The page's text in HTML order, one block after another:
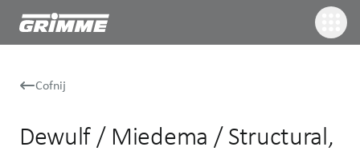
Cofnij
Dewulf / Miedema / Structural,